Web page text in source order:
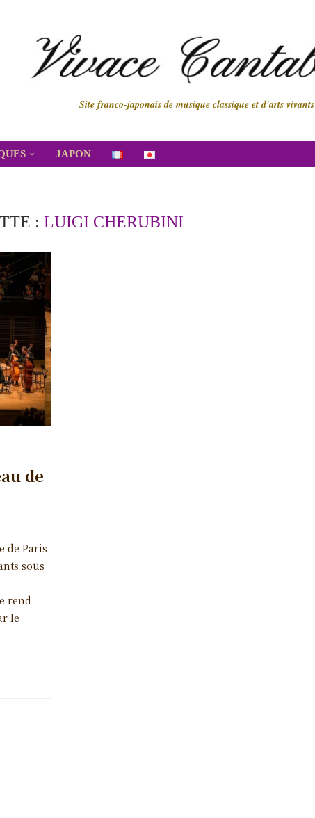
Site franco-japonais de musique classique et d'arts vivants
JAPON
: LUIGI CHERUBINI
de
de Paris
sous
rend
le